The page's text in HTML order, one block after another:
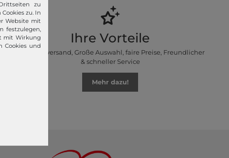
Ihre Vorteile
Premiumversand, Große Auswahl, faire Preise, Freundlicher
& schneller Service
Mehr dazu!
zu
zu. In
Website mit
festzulegen,
mit Wirkung
Cookies und